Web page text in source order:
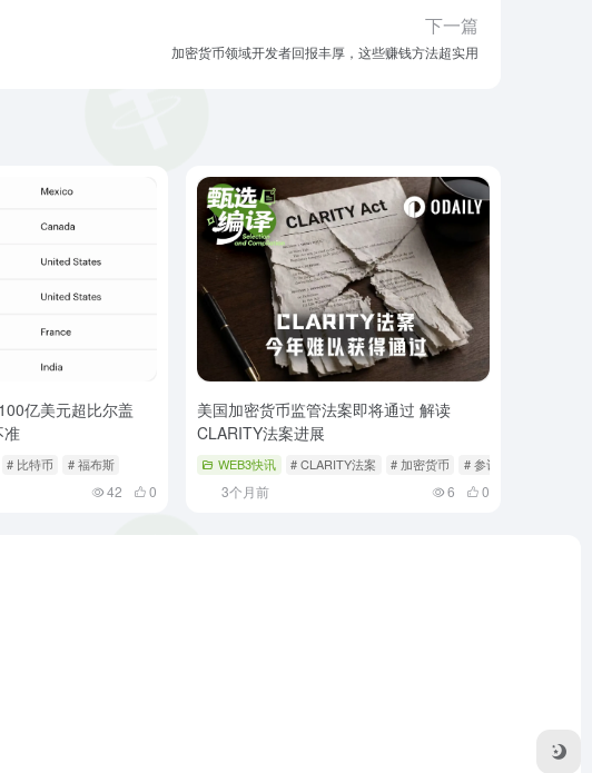
下一篇
加密货币领域开发者回报丰厚，这些赚钱方法超实用
亿美元超比尔盖
准
# 比特币 # 福布斯
42 0
美国加密货币监管法案即将通过 解读
CLARITY法案进展
WEB3快讯 # CLARITY法案 # 加密货币 # 参议院
3个月前 6 0